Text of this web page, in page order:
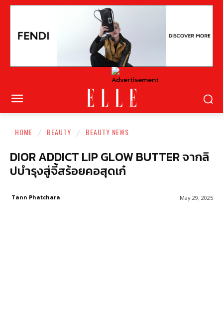
HOME BEAUTY BEAUTY NEWS
DIOR ADDICT LIP GLOW BUTTER จากลิ
ปบำรุงสู่จี้สร้อยคอสุดเก๋
May 29, 2025
Tann Phatchara